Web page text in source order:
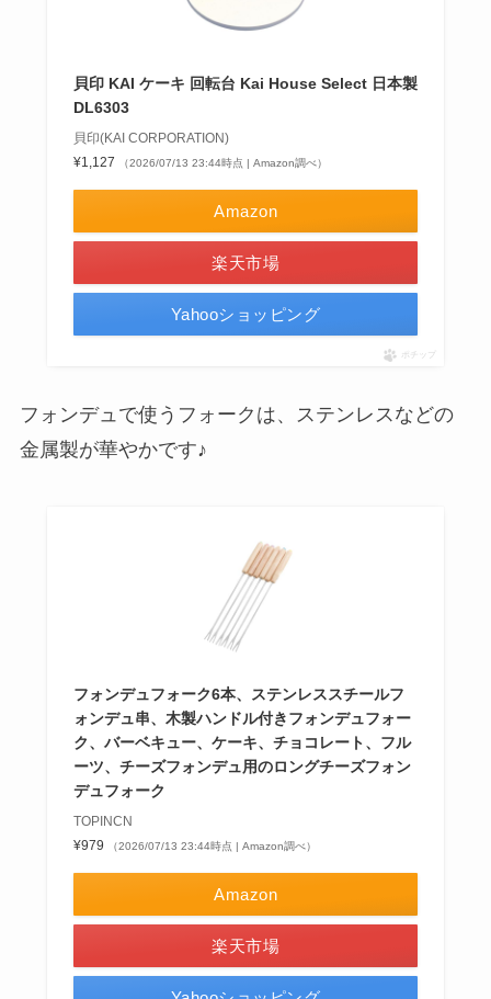
貝印 KAI ケーキ 回転台 Kai House Select 日本製
DL6303
貝印(KAI CORPORATION)
¥1,127
（2026/07/13 23:44時点 | Amazon調べ）
Amazon
楽天市場
Yahooショッピング
ポチップ
フォンデュで使うフォークは、ステンレスなどの
金属製が華やかです♪
フォンデュフォーク6本、ステンレススチールフ
ォンデュ串、木製ハンドル付きフォンデュフォー
ク、バーベキュー、ケーキ、チョコレート、フル
ーツ、チーズフォンデュ用のロングチーズフォン
デュフォーク
TOPINCN
¥979
（2026/07/13 23:44時点 | Amazon調べ）
Amazon
楽天市場